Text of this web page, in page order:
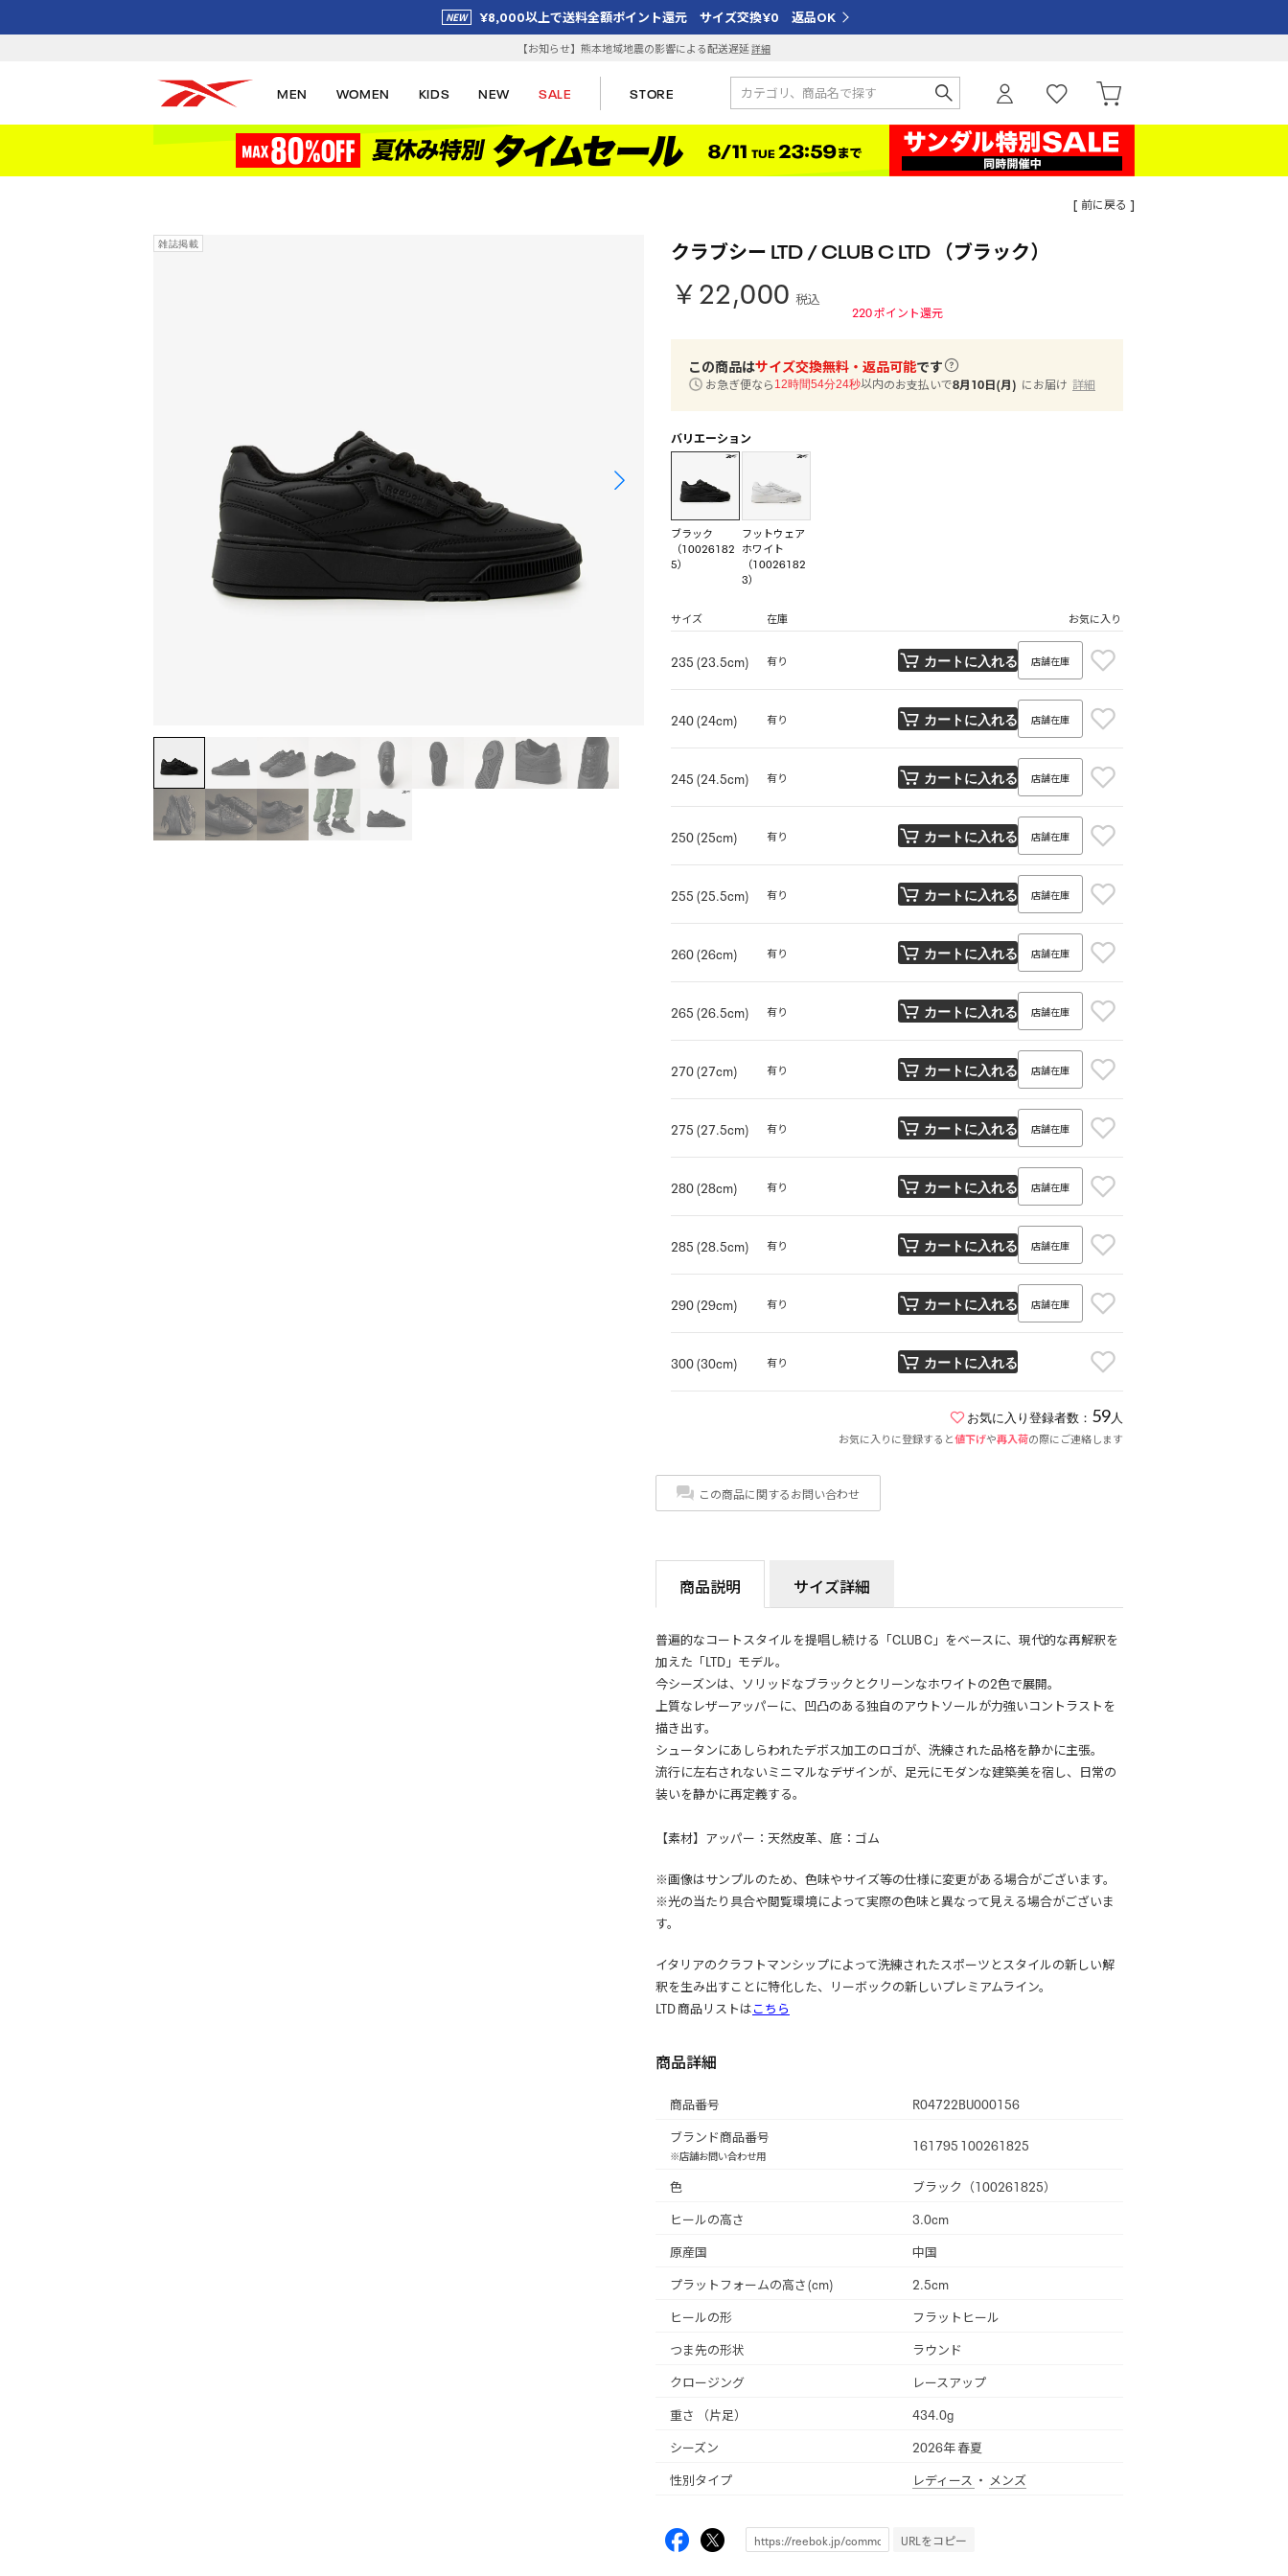
¥8,000以上で送料全額ポイント還元 サイズ交換¥0 返品OK
【お知らせ】熊本地域地震の影響による配送遅延詳細
MEN WOMEN KIDS NEW SALE STORE
[ 前に戻る ]
雑誌掲載 クラブシー LTD / CLUB C LTD （ブラック）
￥22,000 税込
220ポイント還元
この商品はサイズ交換無料・返品可能です
お急ぎ便なら 12時間54分23秒以内のお支払いで8月10日(月) にお届け 詳細
バリエーション
ブラック
（10026182
5）
フットウェア
ホワイト
（10026182
3）
サイズ 在庫 お気に入り
235 (23.5cm) 有り カートに入れる 店舗在庫
240 (24cm) 有り カートに入れる 店舗在庫
245 (24.5cm) 有り カートに入れる 店舗在庫
250 (25cm) 有り カートに入れる 店舗在庫
255 (25.5cm) 有り カートに入れる 店舗在庫
260 (26cm) 有り カートに入れる 店舗在庫
265 (26.5cm) 有り カートに入れる 店舗在庫
270 (27cm) 有り カートに入れる 店舗在庫
275 (27.5cm) 有り カートに入れる 店舗在庫
280 (28cm) 有り カートに入れる 店舗在庫
285 (28.5cm) 有り カートに入れる 店舗在庫
290 (29cm) 有り カートに入れる 店舗在庫
300 (30cm) 有り カートに入れる
お気に入り登録者数： 59 人
お気に入りに登録すると値下げや再入荷の際にご連絡します
この商品に関するお問い合わせ
商品説明 サイズ詳細
普遍的なコートスタイルを提唱し続ける「CLUB C」をベースに、現代的な再解釈を
加えた「LTD」モデル。
今シーズンは、ソリッドなブラックとクリーンなホワイトの2色で展開。
上質なレザーアッパーに、凹凸のある独自のアウトソールが力強いコントラストを
描き出す。
シュータンにあしらわれたデボス加工のロゴが、洗練された品格を静かに主張。
流行に左右されないミニマルなデザインが、足元にモダンな建築美を宿し、日常の
装いを静かに再定義する。
【素材】アッパー：天然皮革、底：ゴム
※画像はサンプルのため、色味やサイズ等の仕様に変更がある場合がございます。
※光の当たり具合や閲覧環境によって実際の色味と異なって見える場合がございま
す。
イタリアのクラフトマンシップによって洗練されたスポーツとスタイルの新しい解
釈を生み出すことに特化した、リーボックの新しいプレミアムライン。
LTD 商品リストはこちら
商品詳細
商品番号
R04722BU000156
ブランド商品番号
※店舗お問い合わせ用
161795 100261825
色
ブラック（100261825）
ヒールの高さ
3.0cm
原産国
中国
プラットフォームの高さ(cm)
2.5cm
ヒールの形
フラットヒール
つま先の形状
ラウンド
クロージング
レースアップ
重さ
（片足）
434.0g
シーズン
2026年 春夏
性別タイプ
レディース ・ メンズ
URLをコピー